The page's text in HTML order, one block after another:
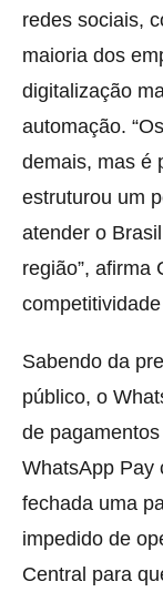
redes sociais,
maioria dos
digitalização
automação.
demais, mas é
estruturou um
atender o
região”, afirma
Sabendo da
público, o
de
WhatsApp Pay
fechada uma
impedido de
Central para